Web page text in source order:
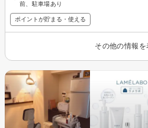
前、駐車場あり
ポイントが貯まる・使える
その他の情報を